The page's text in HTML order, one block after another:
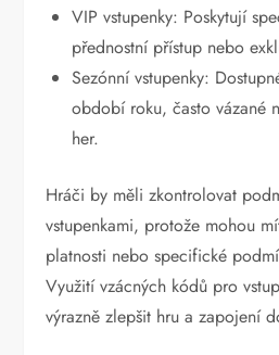
VIP vstupenky: Poskytují
přednostní přístup nebo
Sezónní vstupenky:
období roku, často vázané
her.
Hráči by měli zkontrolovat
vstupenkami, protože mohou
platnosti nebo specifické
Využití vzácných kódů pro
výrazně zlepšit hru a zapojení